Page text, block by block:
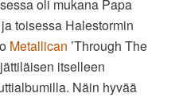
oli mukana Papa
ja toisessa Halestormin
Metallican ’Through The
itselleen
Näin hyvää